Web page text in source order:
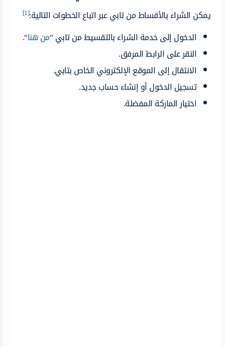
يمكن الشراء بالأقساط من تابي عبر اتباع الخطوات التالية:[1]
الدخول إلى خدمة الشراء بالتقسيط من تابي “من هنا“.
النقر على الرابط المرفق.
الانتقال إلى الموقع الإلكتروني الخاص بتابي.
تسجيل الدخول أو إنشاء حساب جديد.
اختيار الماركة المفضلة.